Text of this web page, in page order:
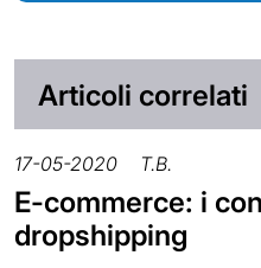
Articoli correlati
17-05-2020 T.B.
E-commerce: i
dropshipping